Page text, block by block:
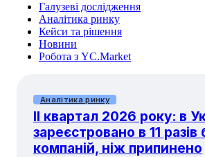
Галузеві дослідження
Аналітика ринку
Кейси та рішення
Новини
Робота з YC.Market
Аналітика ринку
II квартал 2026 року: в
зареєстровано в 11 разів
компаній, ніж припинено